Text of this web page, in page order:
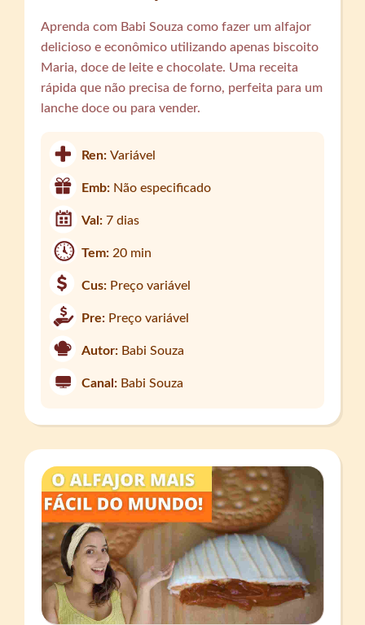
Aprenda com Babi Souza como fazer um alfajor
delicioso e econômico utilizando apenas biscoito
Maria, doce de leite e chocolate. Uma receita
rápida que não precisa de forno, perfeita para um
lanche doce ou para vender.
Ren:Variável
Emb: Não especificado
Val:7 dias
Tem: 20 min
Cus: Preço variável
Pre: Preço variável
Autor: Babi Souza
Canal: Babi Souza